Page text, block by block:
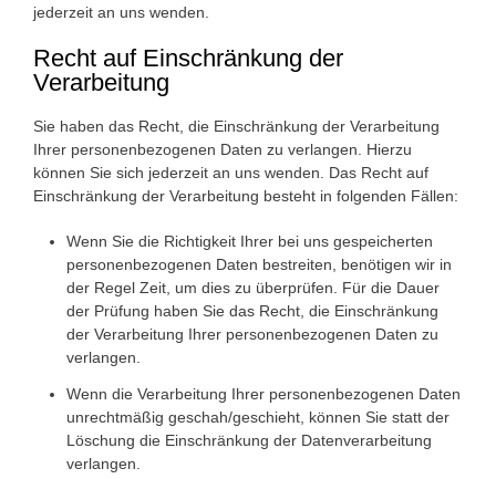
jederzeit an uns wenden.
Recht auf Einschränkung der
Verarbeitung
Sie haben das Recht, die Einschränkung der Verarbeitung
Ihrer personenbezogenen Daten zu verlangen. Hierzu
können Sie sich jederzeit an uns wenden. Das Recht auf
Einschränkung der Verarbeitung besteht in folgenden Fällen:
Wenn Sie die Richtigkeit Ihrer bei uns gespeicherten
personenbezogenen Daten bestreiten, benötigen wir in
der Regel Zeit, um dies zu überprüfen. Für die Dauer
der Prüfung haben Sie das Recht, die Einschränkung
der Verarbeitung Ihrer personenbezogenen Daten zu
verlangen.
Wenn die Verarbeitung Ihrer personenbezogenen Daten
unrechtmäßig geschah/geschieht, können Sie statt der
Löschung die Einschränkung der Datenverarbeitung
verlangen.